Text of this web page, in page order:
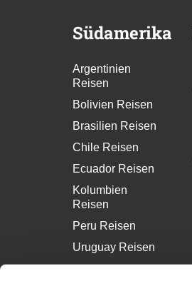
Südamerika
Argentinien
Reisen
Bolivien Reisen
Brasilien Reisen
Chile Reisen
Ecuador Reisen
Kolumbien
Reisen
Peru Reisen
Uruguay Reisen